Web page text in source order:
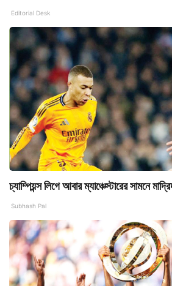
Editorial Desk
চ্যাম্পিয়ন্স লিগে আবার ম্যাঞ্চেস্টারের সামনে
Subhash Pal